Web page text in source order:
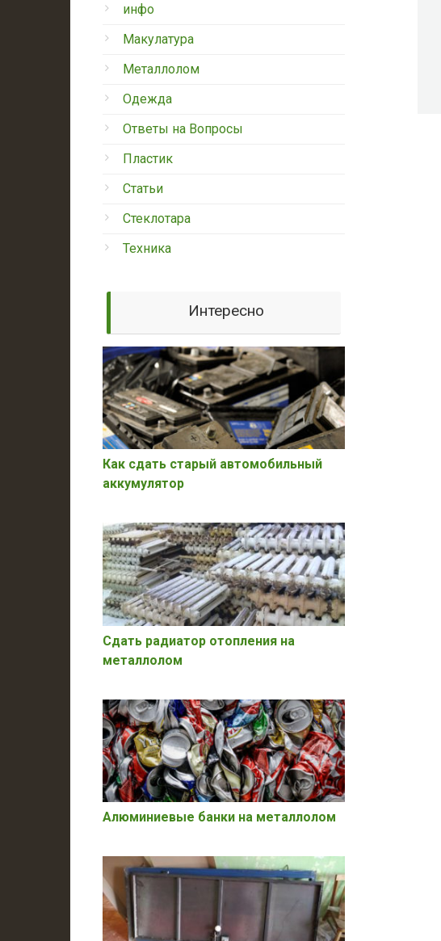
инфо
Макулатура
Металлолом
Одежда
Ответы на Вопросы
Пластик
Статьи
Стеклотара
Техника
Интересно
Как сдать старый автомобильный
аккумулятор
Сдать радиатор отопления на
металлолом
Алюминиевые банки на металлолом